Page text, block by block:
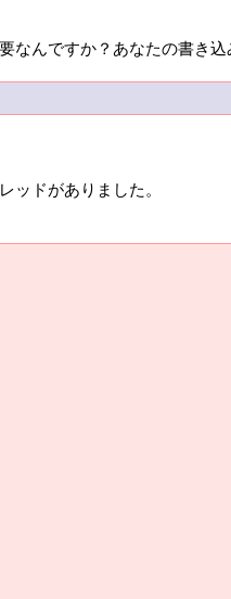
なんですか？あなたの書き
ッドがありました。